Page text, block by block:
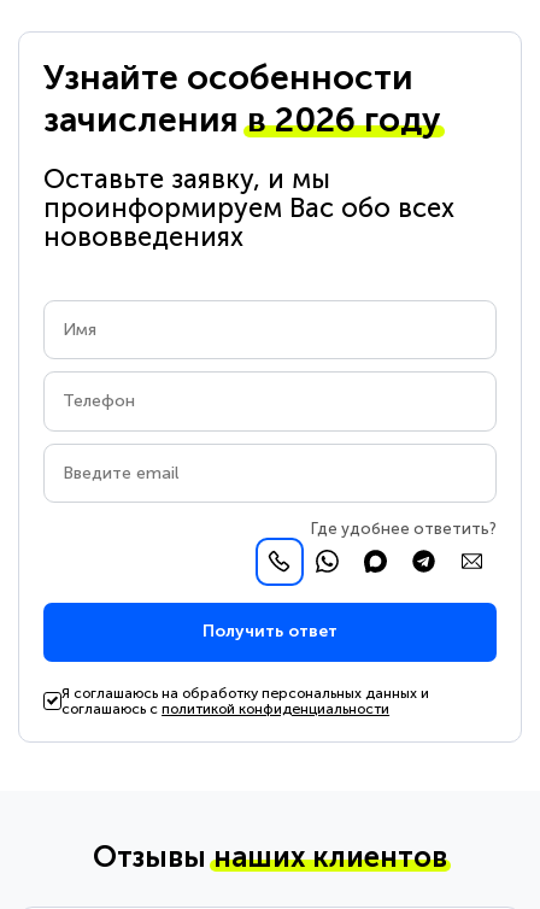
Узнайте особенности
зачисленияв 2026 году
Оставьте заявку, и мы
проинформируем Вас обо всех
нововведениях
Где удобнее ответить?
Получить ответ
Я соглашаюсь на обработку персональных данных и
соглашаюсь сполитикой конфиденциальности
Отзывынаших клиентов